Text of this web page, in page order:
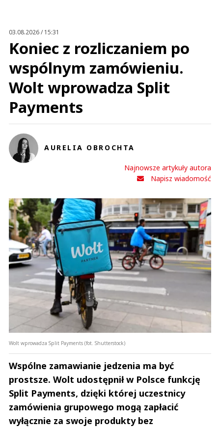
03.08.2026 / 15:31
Koniec z rozliczaniem po
wspólnym zamówieniu.
Wolt wprowadza Split
Payments
AURELIA OBROCHTA
Najnowsze artykuły autora
Napisz wiadomość
Wolt wprowadza Split Payments (fot. Shutterstock)
Wspólne zamawianie jedzenia ma być
prostsze. Wolt udostępnił w Polsce funkcję
Split Payments, dzięki której uczestnicy
zamówienia grupowego mogą zapłacić
wyłącznie za swoje produkty bez